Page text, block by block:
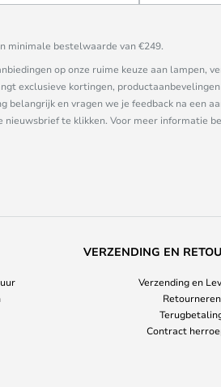
minimale bestelwaarde van €249.
op onze ruime keuze aan lampen,
exclusieve kortingen,
en vragen we je feedback na een
te klikken. Voor meer informatie
VERZENDING EN
Verzending en
Retourneren
Contract